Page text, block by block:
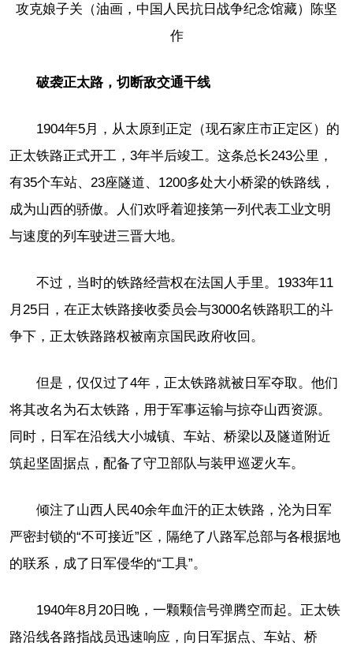
攻克娘子关（油画，中国人民抗日战争纪念馆藏）陈坚
作
破袭正太路，切断敌交通干线
1904年5月，从太原到正定（现石家庄市正定区）的
正太铁路正式开工，3年半后竣工。这条总长243公里，
有35个车站、23座隧道、1200多处大小桥梁的铁路线，
成为山西的骄傲。人们欢呼着迎接第一列代表工业文明
与速度的列车驶进三晋大地。
不过，当时的铁路经营权在法国人手里。1933年11
月25日，在正太铁路接收委员会与3000名铁路职工的斗
争下，正太铁路路权被南京国民政府收回。
但是，仅仅过了4年，正太铁路就被日军夺取。他们
将其改名为石太铁路，用于军事运输与掠夺山西资源。
同时，日军在沿线大小城镇、车站、桥梁以及隧道附近
筑起坚固据点，配备了守卫部队与装甲巡逻火车。
倾注了山西人民40余年血汗的正太铁路，沦为日军
严密封锁的“不可接近”区，隔绝了八路军总部与各根据地
的联系，成了日军侵华的“工具”。
1940年8月20日晚，一颗颗信号弹腾空而起。正太铁
路沿线各路指战员迅速响应，向日军据点、车站、桥